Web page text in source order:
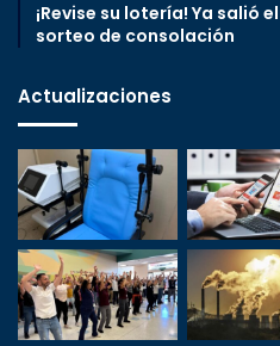
¡Revise su lotería! Ya salió
sorteo de consolación
Actualizaciones